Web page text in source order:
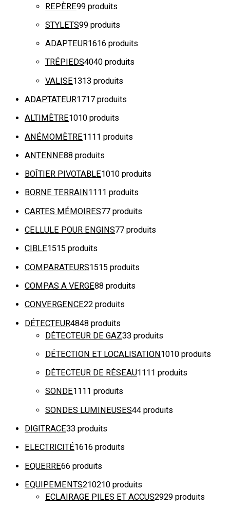
REPÈRE99 produits
STYLETS99 produits
ADAPTEUR1616 produits
TRÉPIEDS4040 produits
VALISE1313 produits
ADAPTATEUR1717 produits
ALTIMÈTRE1010 produits
ANÉMOMÈTRE1111 produits
ANTENNE88 produits
BOÎTIER PIVOTABLE1010 produits
BORNE TERRAIN 11 11 produits
CARTES MÉMOIRES77 produits
CELLULE POUR ENGINS77 produits
CIBLE1515 produits
COMPARATEURS1515 produits
COMPAS A VERGE88 produits
CONVERGENCE22 produits
DÉTECTEUR4848 produits
DÉTECTEUR DE GAZ33 produits
DÉTECTION ET LOCALISATION1010 produits
DÉTECTEUR DE RÉSEAU1111 produits
SONDE11 11 produits
SONDES LUMINEUSES44 produits
DIGITRACE33 produits
ELECTRICITÉ1616 produits
EQUERRE66 produits
EQUIPEMENTS210210 produits
ECLAIRAGE PILES ET ACCUS2929 produits